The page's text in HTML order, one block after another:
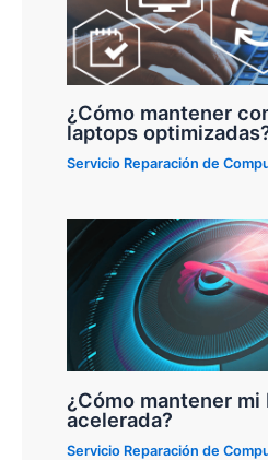
¿Cómo mantener
laptops
Servicio Reparación de
¿Cómo mantener mi
acelerada?
Servicio Reparación de